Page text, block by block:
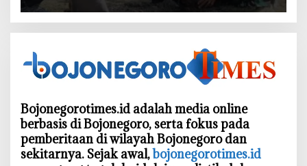
Bojonegorotimes.id adalah media online
berbasis di Bojonegoro, serta fokus pada
pemberitaan di wilayah Bojonegoro dan
sekitarnya. Sejak awal,bojonegorotimes.id